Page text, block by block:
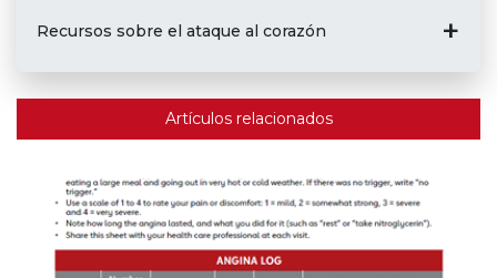
Recursos sobre el ataque al corazón
Artículos relacionados